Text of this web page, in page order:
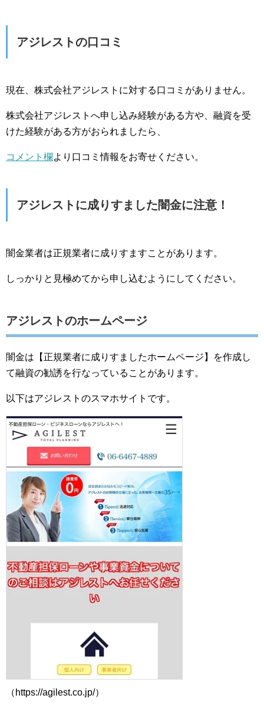
アジレストの口コミ
現在、株式会社アジレストに対する口コミがありません。
株式会社アジレストへ申し込み経験がある方や、融資を受
けた経験がある方がおられましたら、
コメント欄より口コミ情報をお寄せください。
アジレストに成りすました闇金に注意！
闇金業者は正規業者に成りすますことがあります。
しっかりと見極めてから申し込むようにしてください。
アジレストのホームページ
闇金は【正規業者に成りすましたホームページ】を作成し
て融資の勧誘を行なっていることがあります。
以下はアジレストのスマホサイトです。
（https://agilest.co.jp/）